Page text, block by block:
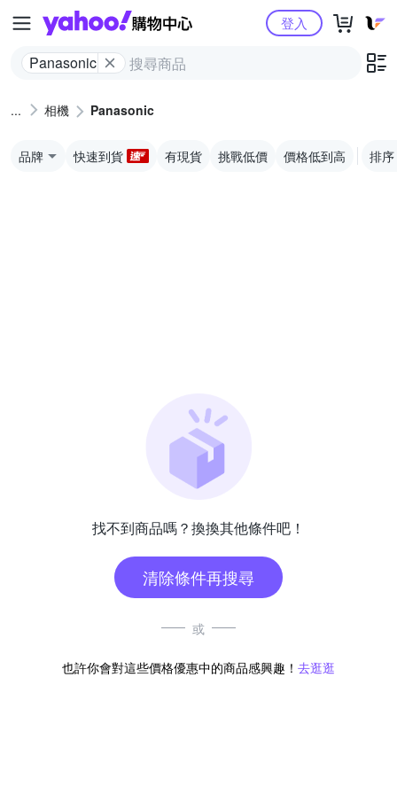
Yahoo購物中心
Panasonic
登入
相機 Panasonic
品牌 快速到貨 有現貨 挑戰低價 價格低到高 排序
找不到商品嗎？換換其他條件吧！
清除條件再搜尋
或
也許你會對這些價格優惠中的商品感興趣！ 去逛逛